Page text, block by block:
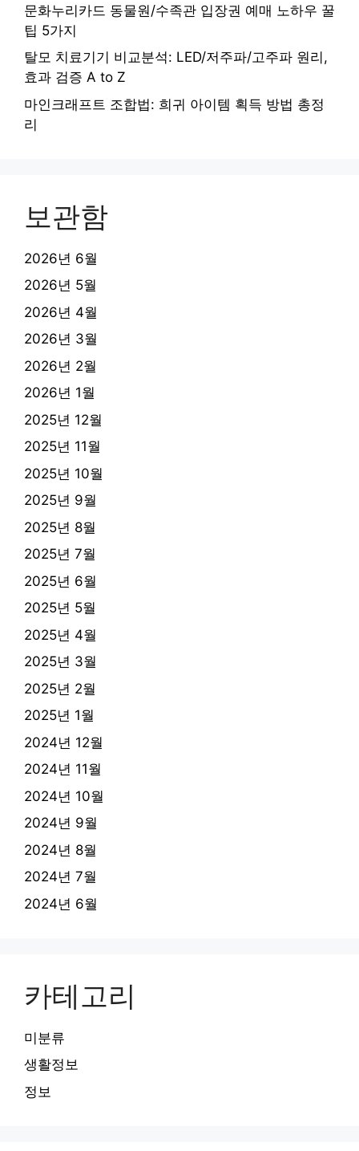
문화누리카드 동물원/수족관 입장권 예매 노하우 꿀
팁 5가지
탈모 치료기기 비교분석: LED/저주파/고주파 원리,
효과 검증 A to Z
마인크래프트 조합법: 희귀 아이템 획득 방법 총정
리
보관함
2026년 6월
2026년 5월
2026년 4월
2026년 3월
2026년 2월
2026년 1월
2025년 12월
2025년 11월
2025년 10월
2025년 9월
2025년 8월
2025년 7월
2025년 6월
2025년 5월
2025년 4월
2025년 3월
2025년 2월
2025년 1월
2024년 12월
2024년 11월
2024년 10월
2024년 9월
2024년 8월
2024년 7월
2024년 6월
카테고리
미분류
생활정보
정보